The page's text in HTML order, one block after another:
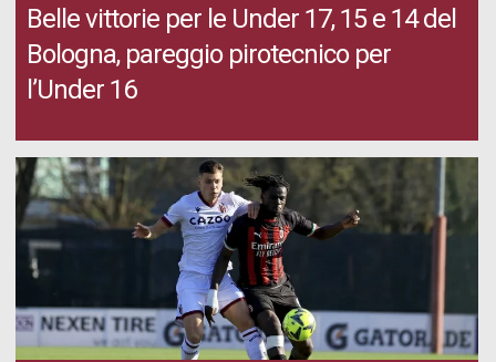
Belle vittorie per le Under 17, 15 e 14 del
Bologna, pareggio pirotecnico per
l’Under 16